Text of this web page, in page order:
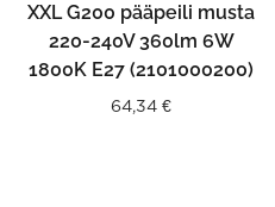
XXL G200 pääpeili musta
220-240V 360lm 6W
1800K E27 (2101000200)
64,34 €